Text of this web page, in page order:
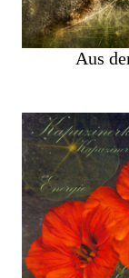
Aus